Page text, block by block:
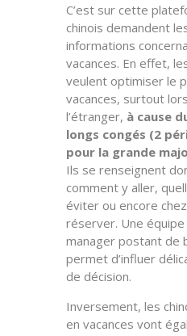
C’est sur cette
chinois demandent
informations
vacances. En effet,
veulent optimiser le
vacances, surtout
l’étranger, à cause
longs congés (2
pour la grande
Ils se renseignent
comment y aller,
éviter ou encore
réserver. Une
manager postant de
permet d’influer
de décision.
Inversement, les
en vacances vont